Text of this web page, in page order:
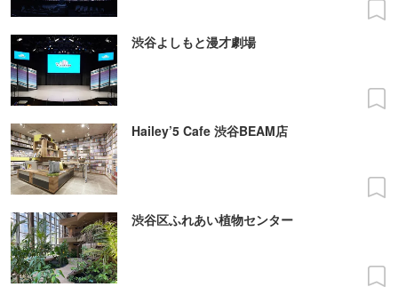
渋谷よしもと漫才劇場
Hailey’5 Cafe 渋谷BEAM店
渋谷区ふれあい植物センター